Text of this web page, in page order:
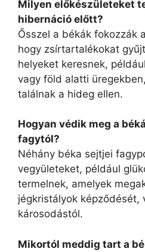
Milyen előkészületeket
hibernáció előtt?
Ősszel a békák fokozzák
hogy zsírtartalékokat
helyeket keresnek,
vagy föld alatti
találnak a hideg ellen.
Hogyan védik meg a
fagytól?
Néhány béka sejtjei
vegyületeket, például
termelnek, amelyek
jégkristályok képződését,
károsodástól.
Mikortól meddig tart a